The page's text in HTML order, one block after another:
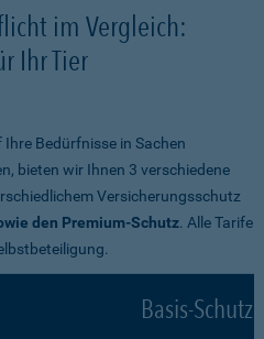
im Vergleich:
Ihr Tier
Bedürfnisse in Sachen
bieten wir Ihnen 3 verschiedene
Versicherungsschutz
den Premium-Schutz. Alle Tarife
Basis-Schutz